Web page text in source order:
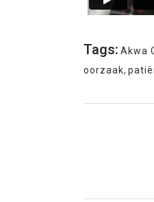
Tags: Akwa
oorzaak,